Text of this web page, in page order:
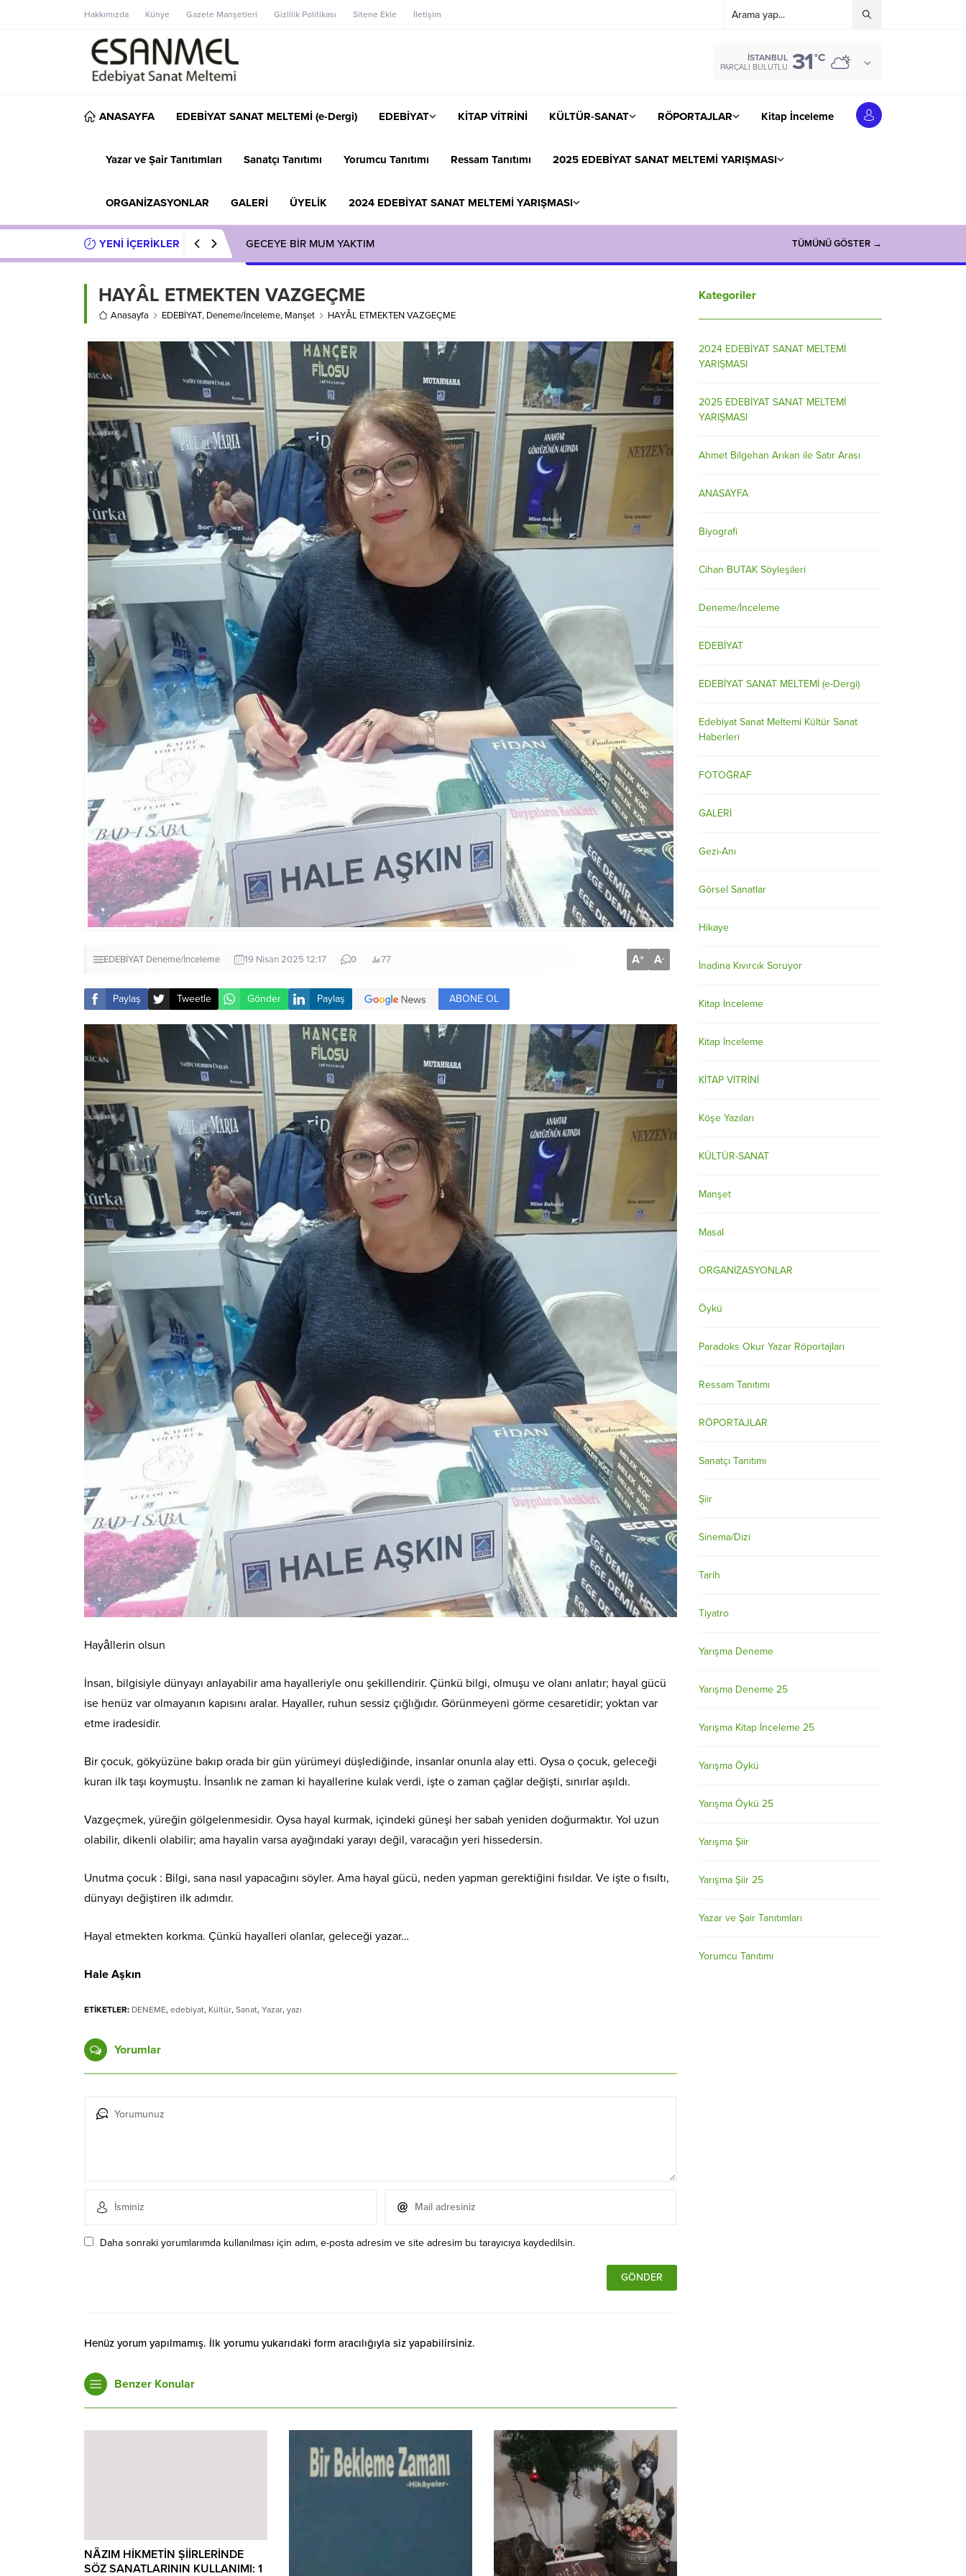
Hakkımızda Künye Gazete Manşetleri Gizlilik Politikası Sitene Ekle İletişim
İSTANBUL
PARÇALI BULUTLU 31°C
ANASAYFA EDEBİYAT SANAT MELTEMİ (e-Dergi) EDEBİYAT KİTAP VİTRİNİ KÜLTÜR-SANAT RÖPORTAJLAR Kitap İnceleme
Yazar ve Şair Tanıtımları Sanatçı Tanıtımı Yorumcu Tanıtımı Ressam Tanıtımı 2025 EDEBİYAT SANAT MELTEMİ YARIŞMASI
ORGANİZASYONLAR GALERİ ÜYELİK 2024 EDEBİYAT SANAT MELTEMİ YARIŞMASI
YENİ İÇERİKLER GECEYE BİR MUM YAKTIM TÜMÜNÜ GÖSTER →
HAYÂL ETMEKTEN VAZGEÇME
Anasayfa EDEBİYAT, Deneme/İnceleme, Manşet HAYÂL ETMEKTEN VAZGEÇME
EDEBİYAT Deneme/İnceleme 19 Nisan 2025 12:17 0 77 A+ A-
Paylaş Tweetle Gönder Paylaş ABONE OL
Hayâllerin olsun
İnsan, bilgisiyle dünyayı anlayabilir ama hayalleriyle onu şekillendirir. Çünkü bilgi, olmuşu ve olanı anlatır; hayal gücü
ise henüz var olmayanın kapısını aralar. Hayaller, ruhun sessiz çığlığıdır. Görünmeyeni görme cesaretidir; yoktan var
etme iradesidir.
Bir çocuk, gökyüzüne bakıp orada bir gün yürümeyi düşlediğinde, insanlar onunla alay etti. Oysa o çocuk, geleceği
kuran ilk taşı koymuştu. İnsanlık ne zaman ki hayallerine kulak verdi, işte o zaman çağlar değişti, sınırlar aşıldı.
Vazgeçmek, yüreğin gölgelenmesidir. Oysa hayal kurmak, içindeki güneşi her sabah yeniden doğurmaktır. Yol uzun
olabilir, dikenli olabilir; ama hayalin varsa ayağındaki yarayı değil, varacağın yeri hissedersin.
Unutma çocuk : Bilgi, sana nasıl yapacağını söyler. Ama hayal gücü, neden yapman gerektiğini fısıldar. Ve işte o fısıltı,
dünyayı değiştiren ilk adımdır.
Hayal etmekten korkma. Çünkü hayalleri olanlar, geleceği yazar…
Hale Aşkın
ETİKETLER: DENEME, edebiyat, Kültür, Sanat, Yazar, yazı
Yorumlar
Daha sonraki yorumlarımda kullanılması için adım, e-posta adresim ve site adresim bu tarayıcıya kaydedilsin.
Henüz yorum yapılmamış. İlk yorumu yukarıdaki form aracılığıyla siz yapabilirsiniz.
Benzer Konular
NÂZIM HİKMETİN ŞİİRLERİNDE
SÖZ SANATLARININ KULLANIMI: 1
Kategoriler
2024 EDEBİYAT SANAT MELTEMİ
YARIŞMASI
2025 EDEBİYAT SANAT MELTEMİ
YARIŞMASI
Ahmet Bilgehan Arıkan ile Satır Arası
ANASAYFA
Biyografi
Cihan BUTAK Söyleşileri
Deneme/İnceleme
EDEBİYAT
EDEBİYAT SANAT MELTEMİ (e-Dergi)
Edebiyat Sanat Meltemi Kültür Sanat
Haberleri
FOTOĞRAF
GALERİ
Gezi-Anı
Görsel Sanatlar
Hikaye
İnadına Kıvırcık Soruyor
Kitap İnceleme
Kitap İnceleme
KİTAP VİTRİNİ
Köşe Yazıları
KÜLTÜR-SANAT
Manşet
Masal
ORGANİZASYONLAR
Öykü
Paradoks Okur Yazar Röportajları
Ressam Tanıtımı
RÖPORTAJLAR
Sanatçı Tanıtımı
Şiir
Sinema/Dizi
Tarih
Tiyatro
Yarışma Deneme
Yarışma Deneme 25
Yarışma Kitap İnceleme 25
Yarışma Öykü
Yarışma Öykü 25
Yarışma Şiir
Yarışma Şiir 25
Yazar ve Şair Tanıtımları
Yorumcu Tanıtımı